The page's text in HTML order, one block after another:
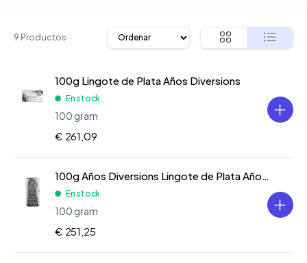
9 Productos
100g Lingote de Plata Años Diversions
En stock
100 gram
€ 261,09
100g Años Diversions Lingote de Plata Años Diversions
En stock
100 gram
€ 251,25